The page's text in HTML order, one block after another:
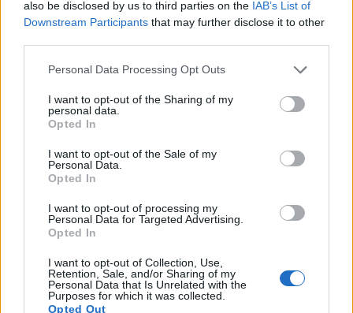
also be disclosed by us to third parties on the IAB’s List of
Downstream Participants that may further disclose it to other
Please note that this website/app uses one or more Google
not limited to your visit or usage behaviour. You may click to
grant or deny consent to Google and its third-party tags to
use your data for below specified purposes in below Google
consent section.
Personal Data Processing Opt Outs
I want to opt-out of the Sharing of my
personal data.
Opted In
I want to opt-out of the Sale of my
Personal Data.
Opted In
I want to opt-out of processing my
Personal Data for Targeted Advertising.
Opted In
I want to opt-out of Collection, Use,
Retention, Sale, and/or Sharing of my
Personal Data that Is Unrelated with the
Purposes for which it was collected.
Opted Out
அமைப்புடன் பழுத்த சிவப்பு ராஸ்பெர்ரியின்
அருகாமையில் இருந்து எடுக்கப்பட்டது.
மேலும் தகவல்களுக்கும் உயர்
செய்யவும் அல்லது தட்டவும்.
ராஸ்பெர்ரியின் தோல்
ஆரோக்கியம் மற்றும்